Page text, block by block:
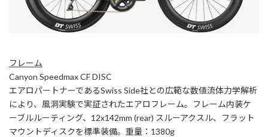
フレーム
Canyon Speedmax CF DISC
エアロパートナーであるSwiss Side社との広範な数値流体力学解析
により、風洞実験で実証されたエアロフレーム。フレーム内装ケ
ーブルルーティング、12x142mm (rear) スルーアクスル、フラット
マウントディスクを標準装備。重量：1380g